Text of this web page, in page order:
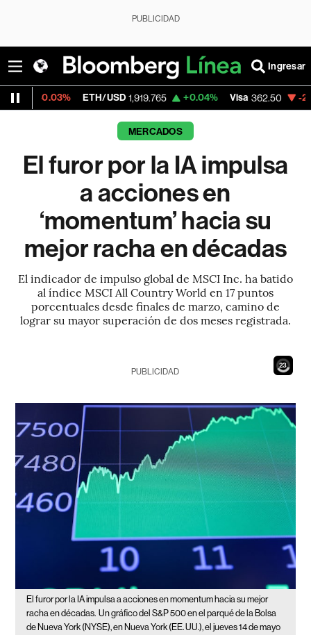
PUBLICIDAD
Ingresar
ETH/USD 1,919.765 +0.04% Visa 362.50 -2.15%
MERCADOS
El furor por la IA impulsa
a acciones en
‘momentum’ hacia su
mejor racha en décadas
El indicador de impulso global de MSCI Inc. ha batido
al índice MSCI All Country World en 17 puntos
porcentuales desde finales de marzo, camino de
lograr su mayor superación de dos meses registrada.
22
PUBLICIDAD
El furor por la IA impulsa a acciones en momentum hacia su mejor
racha en décadas. Un gráfico del S&P 500 en el parqué de la Bolsa
de Nueva York (NYSE), en Nueva York (EE. UU.), el jueves 14 de mayo